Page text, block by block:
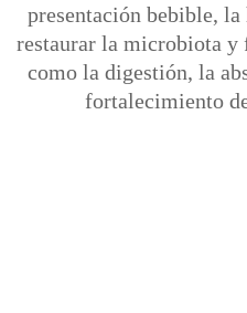
presentación bebible,
restaurar la microbiota y
como la digestión, la
fortalecimiento